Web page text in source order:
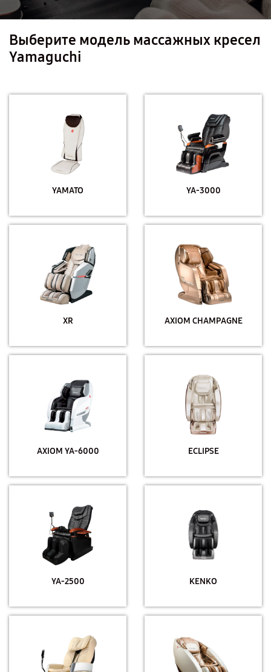
Выберите модель массажных кресел
Yamaguchi
YAMATO YA-3000
XR AXIOM CHAMPAGNE
AXIOM YA-6000 ECLIPSE
YA-2500 KENKO